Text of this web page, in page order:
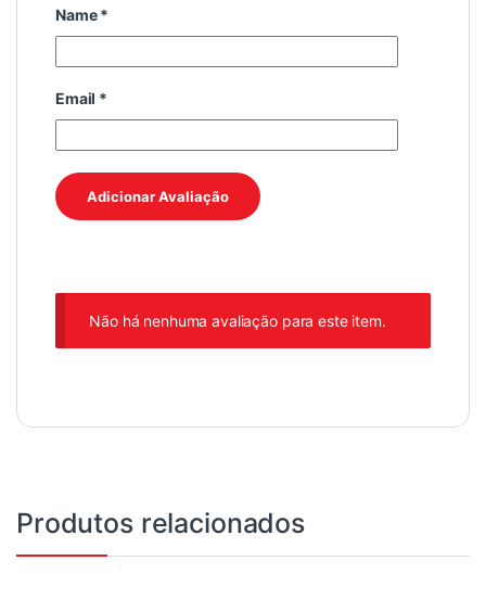
Name*
Email *
Não há nenhuma avaliação para este item.
Produtos relacionados